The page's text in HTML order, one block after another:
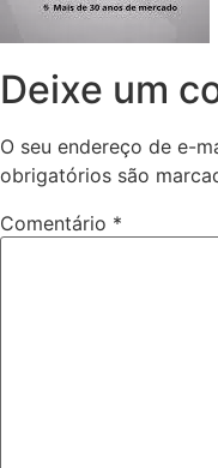
Deixe um
O seu endereço de e-
obrigatórios são
Comentário *